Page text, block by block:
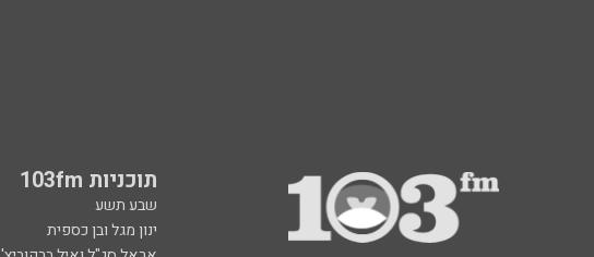
תוכניות 103fm
שבע תשע
ינון מגל ובן כספית